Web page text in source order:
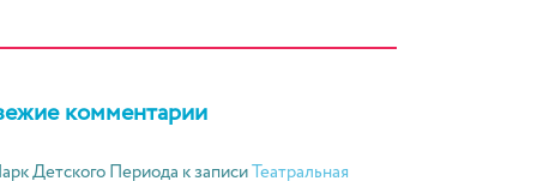
комментарии
Детского Периода к записиТеатральная